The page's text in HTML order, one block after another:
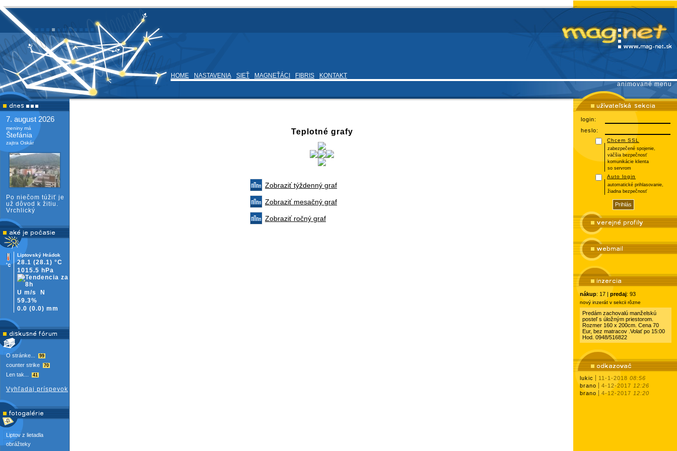
HOME NASTAVENIA SIEŤ MAGNEŤÁCI FIBRIS
KONTAKT
animované menu
7. august 2026
meniny má
Štefánia
zajtra Oskár
Po niečom túžiť je
už dôvod k žitiu.
Vrchlický
Liptovský Hrádok
28.1 (28.1) °C
1015.5 hPa
U m/s
N
59.3%
0.0 (0.0) mm
O stránke... 99
counter strike 70
Len tak... 41
Vyhľadaj príspevok
Liptov z lietadla
obrážteky
Teplotné grafy
Zobraziť týždenný graf
Zobraziť mesačný graf
Zobraziť ročný graf
login:
heslo:
Chcem SSL
zabezpečené spojenie,
väčšia bezpečnosť
komunikácie klienta
so servrom
Auto login
automatické prihlasovanie,
žiadna bezpečnosť
nákup: 17 | predaj: 93
nový inzerát v sekcii rôzne
Predám zachovalú manželskú
posteľ s úložným priestorom.
Rozmer 160 x 200cm. Cena 70
Eur, bez matracov .Volať po 15:00
Hod. 0948/516822
lukic 11-1-2018 08:56
brano
4-12-2017 12:26
brano
4-12-2017 12:20